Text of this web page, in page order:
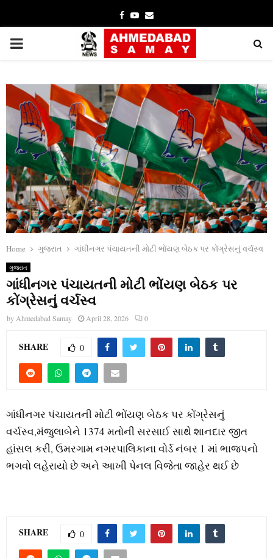
Facebook
YoutubeEmail
PRIMARY
Home ગુજરાત ગાંધીનગર પંચાયતની મોટી ભોંયણ બેઠક પર કોંગ્રેસનું વર્ચસ્વ
ગુજરાત
ગાંધીનગર પંચાયતની મોટી ભોંયણ બેઠક પર
કોંગ્રેસનું વર્ચસ્વ
byAhmedabad Samay April 28, 2026 0
SHARE 0
ગાંધીનગર પંચાયતની મોટી ભોંયણ બેઠક પર કોંગ્રેસનું
વર્ચસ્વ,મંજુલાબેને 1374 મતોની સરસાઈ સાથે શાનદાર જીત
હાંસલ કરી, ઉમરગામ નગરપાલિકાના વોર્ડ નંબર 1 માં ભાજપનો
ભગવો લહેરાયો છે અને આખી પેનલ વિજેતા જાહેર થઈ છે
SHARE 0